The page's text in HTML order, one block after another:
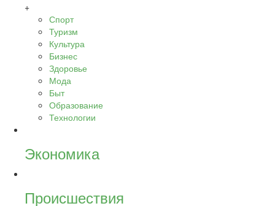
+
Спорт
Туризм
Культура
Бизнес
Здоровье
Мода
Быт
Образование
Технологии
Экономика
Происшествия